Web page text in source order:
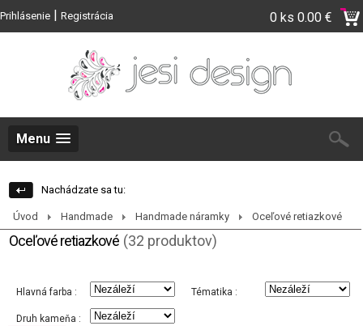
Prihlásenie | Registrácia 0 ks 0.00 €
Menu
Nachádzate sa tu:
Úvod Handmade Handmade náramky Oceľové retiazkové
Oceľové retiazkové (32 produktov)
Hlavná farba : Tématika :
Druh kameňa :